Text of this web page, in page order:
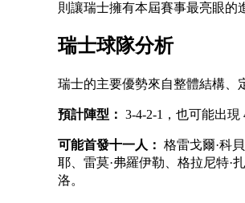
則讓瑞士擁有本屆賽事最亮眼
瑞士球隊分析
瑞士的主要優勢來自整體結構、
預計陣型： 3-4-2-1，也可能出現
可能首發十一人： 格雷戈爾·科
耶、雷莫·弗羅伊勒、格拉尼特·
洛。